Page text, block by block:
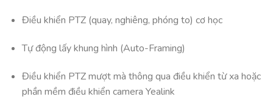
Điều khiển PTZ (quay, nghiêng, phóng to) cơ học
Tự động lấy khung hình (Auto-Framing)
Điều khiển PTZ mượt mà thông qua điều khiển từ xa hoặc
phần mềm điều khiển camera Yealink